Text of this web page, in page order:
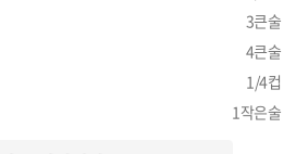
3큰술
4큰술
1/4컵
1작은술